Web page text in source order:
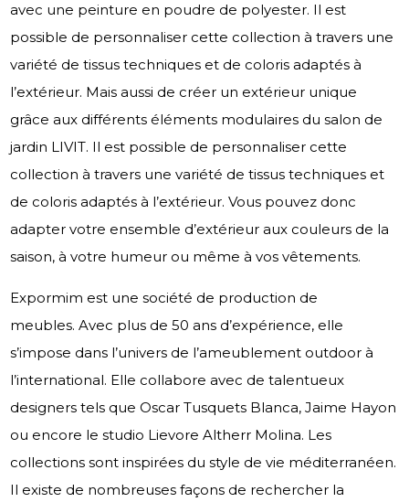
avec une peinture en poudre de polyester. Il est
possible de personnaliser cette collection à travers une
variété de tissus techniques et de coloris adaptés à
l’extérieur. Mais aussi de créer un extérieur unique
grâce aux différents éléments modulaires du salon de
jardin LIVIT. Il est possible de personnaliser cette
collection à travers une variété de tissus techniques et
de coloris adaptés à l’extérieur. Vous pouvez donc
adapter votre ensemble d’extérieur aux couleurs de la
saison, à votre humeur ou même à vos vêtements.
Expormim est une société de production de
meubles. Avec plus de 50 ans d’expérience, elle
s’impose dans l’univers de l’ameublement outdoor à
l’international. Elle collabore avec de talentueux
designers tels que Oscar Tusquets Blanca, Jaime Hayon
ou encore le studio Lievore Altherr Molina. Les
collections sont inspirées du style de vie méditerranéen.
Il existe de nombreuses façons de rechercher la